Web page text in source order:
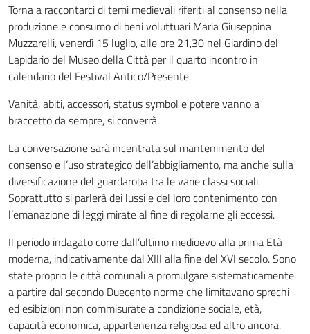
Torna a raccontarci di temi medievali riferiti al consenso nella
produzione e consumo di beni voluttuari Maria Giuseppina
Muzzarelli, venerdì 15 luglio, alle ore 21,30 nel Giardino del
Lapidario del Museo della Città per il quarto incontro in
calendario del Festival Antico/Presente.
Vanità, abiti, accessori, status symbol e potere vanno a
braccetto da sempre, si converrà.
La conversazione sarà incentrata sul mantenimento del
consenso e l’uso strategico dell’abbigliamento, ma anche sulla
diversificazione del guardaroba tra le varie classi sociali.
Soprattutto si parlerà dei lussi e del loro contenimento con
l’emanazione di leggi mirate al fine di regolarne gli eccessi.
Il periodo indagato corre dall’ultimo medioevo alla prima Età
moderna, indicativamente dal XIII alla fine del XVI secolo. Sono
state proprio le città comunali a promulgare sistematicamente
a partire dal secondo Duecento norme che limitavano sprechi
ed esibizioni non commisurate a condizione sociale, età,
capacità economica, appartenenza religiosa ed altro ancora.